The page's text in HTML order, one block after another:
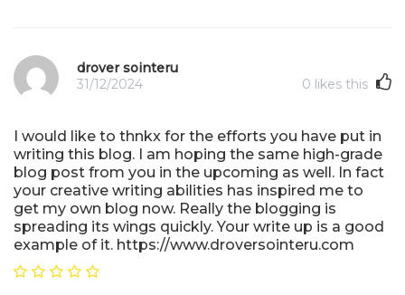
drover sointeru
31/12/2024
0 likes this
I would like to thnkx for the efforts you have put in
writing this blog. I am hoping the same high-grade
blog post from you in the upcoming as well. In fact
your creative writing abilities has inspired me to
get my own blog now. Really the blogging is
spreading its wings quickly. Your write up is a good
example of it. https://www.droversointeru.com